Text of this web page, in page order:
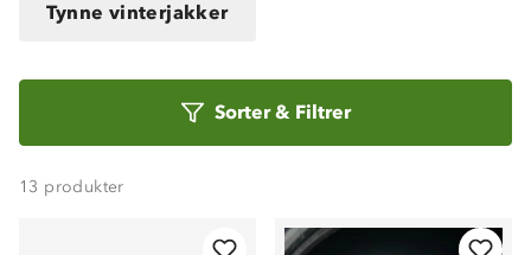
Tynne vinterjakker
Sorter& Filtrer
13 produkter